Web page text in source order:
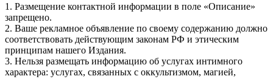
1. Размещение контактной информации в поле «Описание»
запрещено.
2. Ваше рекламное объявление по своему содержанию должно
соответствовать действующим законам РФ и этическим
принципам нашего Издания.
3. Нельзя размещать информацию об услугах интимного
характера: услугах, связанных с оккультизмом, магией,